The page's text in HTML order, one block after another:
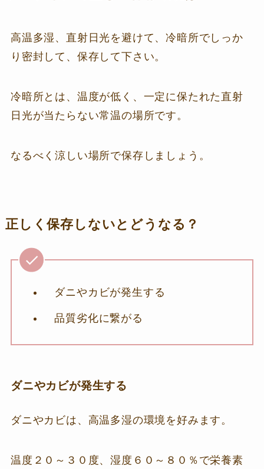
高温多湿、直射日光を避けて、冷暗所でしっか
り密封して、保存して下さい。
冷暗所とは、温度が低く、一定に保たれた直射
日光が当たらない常温の場所です。
なるべく涼しい場所で保存しましょう。
正しく保存しないとどうなる？
ダニやカビが発生する
品質劣化に繋がる
ダニやカビが発生する
ダニやカビは、高温多湿の環境を好みます。
温度２０～３０度、湿度６０～８０％で栄養素